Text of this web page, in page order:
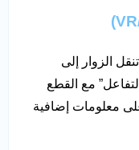
الزوار إلى
مع القطع
معلومات إضافية